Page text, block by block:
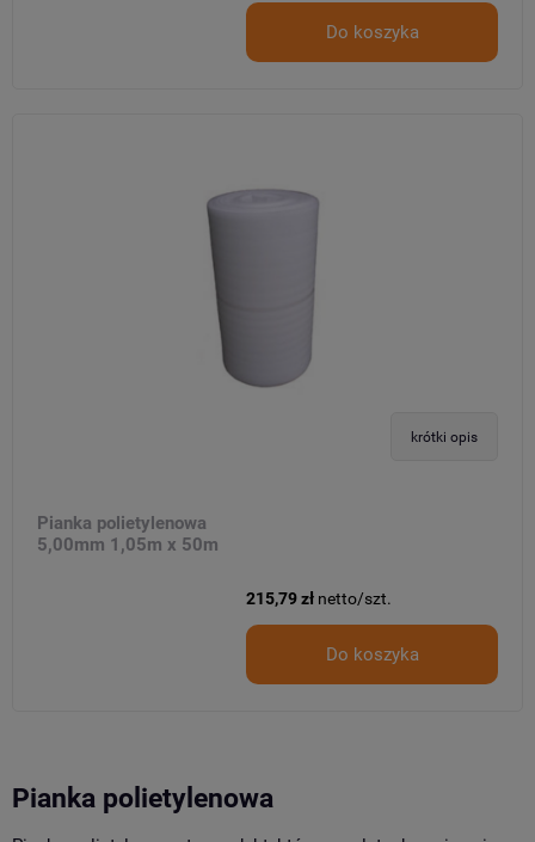
Do koszyka
krótki opis
Pianka polietylenowa
5,00mm 1,05m x 50m
215,79 zł netto/szt.
Do koszyka
Pianka polietylenowa